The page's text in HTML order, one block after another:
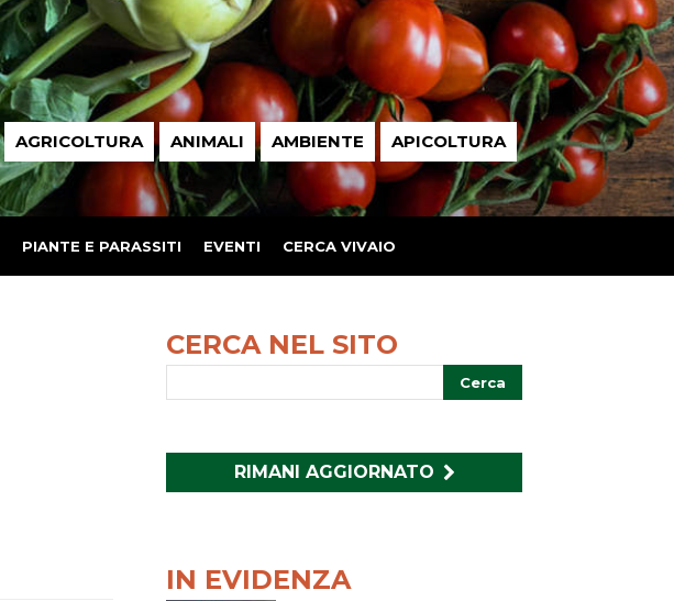
AGRICOLTURA ANIMALI AMBIENTE APICOLTURA
PIANTE E PARASSITI EVENTI CERCA VIVAIO
CERCA NEL SITO
RIMANI AGGIORNATO
IN EVIDENZA